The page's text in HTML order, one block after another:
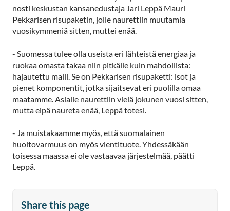
nosti keskustan kansanedustaja Jari Leppä Mauri
Pekkarisen risupaketin, jolle naurettiin muutamia
vuosikymmeniä sitten, muttei enää.
- Suomessa tulee olla useista eri lähteistä energiaa ja
ruokaa omasta takaa niin pitkälle kuin mahdollista:
hajautettu malli. Se on Pekkarisen risupaketti: isot ja
pienet komponentit, jotka sijaitsevat eri puolilla omaa
maatamme. Asialle naurettiin vielä jokunen vuosi sitten,
mutta eipä naureta enää, Leppä totesi.
- Ja muistakaamme myös, että suomalainen
huoltovarmuus on myös vientituote. Yhdessäkään
toisessa maassa ei ole vastaavaa järjestelmää, päätti
Leppä.
Share this page